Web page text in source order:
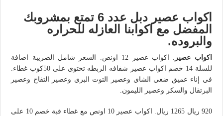
اكواب عصير دبل عدد 6 تمتع بمشروبك
المفضل مع اكوابنا العازله للحراره
والبروده.
اكواب عصير
. اكواب عصير 12 اونص. السعر شامل الضريبة اضافة
للسلة 14 خصم اكواب عصير شفافه الربطه تحتوي على 50كوب غطاء.
في إناء عميق ضعي الشاي وعصير التوت البري وعصير التفاح وعصير
البرتقال والسكر وعصير الليمون.
920 ريال 1265 ريال. اكواب عصير 10 اونص مع غطاء قبة خصم 10 على